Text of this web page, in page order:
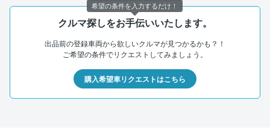
クルマ探しをお手伝いいたします。
出品前の登録車両から欲しいクルマが見つかるかも？！
ご希望の条件でリクエストしてみましょう。
購入希望車リクエストはこちら
希望の条件を入力するだけ！